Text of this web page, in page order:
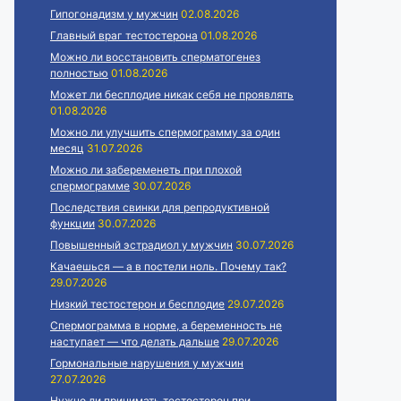
Гипогонадизм у мужчин 02.08.2026
Главный враг тестостерона 01.08.2026
Можно ли восстановить сперматогенез
полностью 01.08.2026
Может ли бесплодие никак себя не проявлять
01.08.2026
Можно ли улучшить спермограмму за один
месяц 31.07.2026
Можно ли забеременеть при плохой
спермограмме 30.07.2026
Последствия свинки для репродуктивной
функции 30.07.2026
Повышенный эстрадиол у мужчин 30.07.2026
Качаешься — а в постели ноль. Почему так?
29.07.2026
Низкий тестостерон и бесплодие 29.07.2026
Спермограмма в норме, а беременность не
наступает — что делать дальше 29.07.2026
Гормональные нарушения у мужчин
27.07.2026